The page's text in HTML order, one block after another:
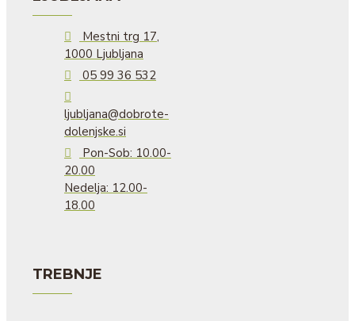
Mestni trg 17,
1000 Ljubljana
05 99 36 532
ljubljana@dobrote-
dolenjske.si
Pon-Sob: 10.00-
20.00
Nedelja: 12.00-
18.00
TREBNJE